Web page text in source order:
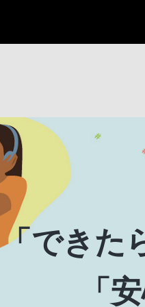
「できた
「